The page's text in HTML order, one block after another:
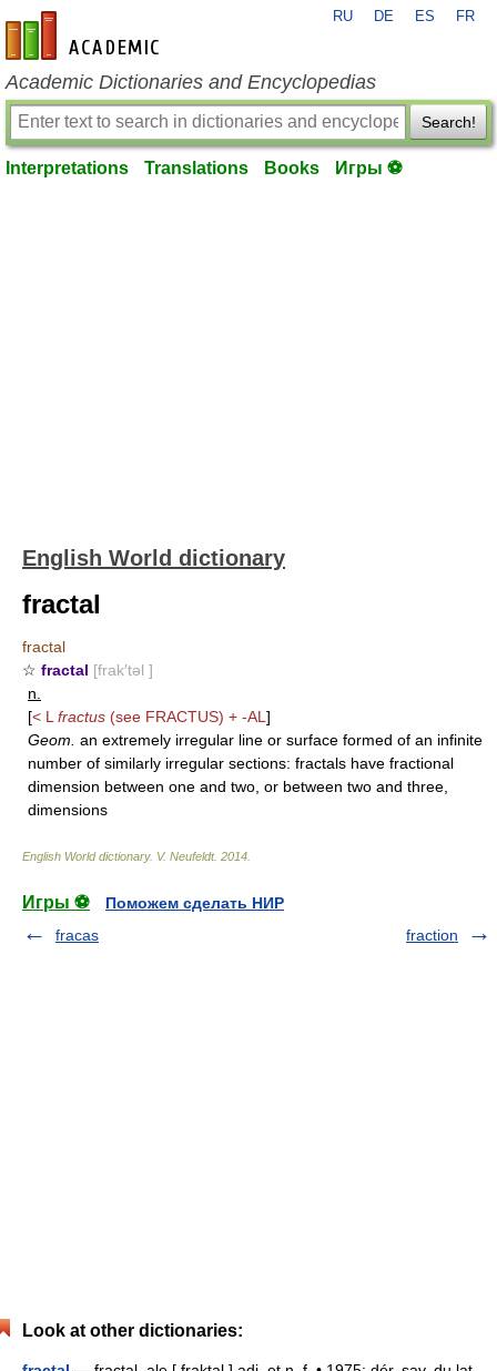
en-academic.com
RU DE ES FR
Academic Dictionaries and Encyclopedias
Search!
Interpretations Translations Books Игры ⚽
English World dictionary
fractal
fractal
☆ fractal [frak′təl ]
n.
[< L fractus (see FRACTUS) + -AL ]
Geom. an extremely irregular line or surface formed of an infinite
number of similarly irregular sections: fractals have fractional
dimension between one and two, or between two and three,
dimensions
English World dictionary. V. Neufeldt. 2014
Игры ⚽
Поможем сделать НИР
fracas
fraction
Look at other dictionaries: